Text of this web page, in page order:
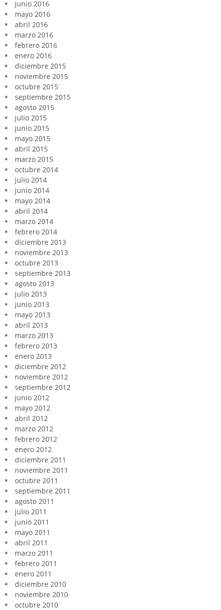
junio 2016
mayo 2016
abril 2016
marzo 2016
febrero 2016
enero 2016
diciembre 2015
noviembre 2015
octubre 2015
septiembre 2015
agosto 2015
julio 2015
junio 2015
mayo 2015
abril 2015
marzo 2015
octubre 2014
julio 2014
junio 2014
mayo 2014
abril 2014
marzo 2014
febrero 2014
diciembre 2013
noviembre 2013
octubre 2013
septiembre 2013
agosto 2013
julio 2013
junio 2013
mayo 2013
abril 2013
marzo 2013
febrero 2013
enero 2013
diciembre 2012
noviembre 2012
septiembre 2012
junio 2012
mayo 2012
abril 2012
marzo 2012
febrero 2012
enero 2012
diciembre 2011
noviembre 2011
octubre 2011
septiembre 2011
agosto 2011
julio 2011
junio 2011
mayo 2011
abril 2011
marzo 2011
febrero 2011
enero 2011
diciembre 2010
noviembre 2010
octubre 2010